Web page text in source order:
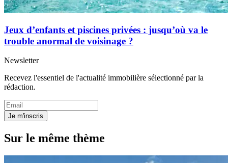
Jeux d’enfants et piscines privées : jusqu’où va le
trouble anormal de voisinage ?
Newsletter
Recevez l'essentiel de l'actualité immobilière sélectionné par la
rédaction.
Je m'inscris
Sur le même thème